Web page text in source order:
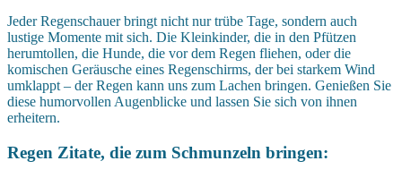
Jeder Regenschauer bringt nicht nur trübe Tage, sondern auch
lustige Momente mit sich. Die Kleinkinder, die in den Pfützen
herumtollen, die Hunde, die vor dem Regen fliehen, oder die
komischen Geräusche eines Regenschirms, der bei starkem Wind
umklappt – der Regen kann uns zum Lachen bringen. Genießen Sie
diese humorvollen Augenblicke und lassen Sie sich von ihnen
erheitern.
Regen Zitate, die zum Schmunzeln bringen: